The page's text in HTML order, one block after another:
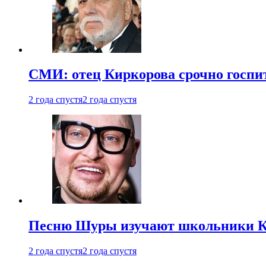
СМИ: отец Киркорова срочно
2 года спустя2 года спустя
Песню Шуры изучают школьники
2 года спустя2 года спустя